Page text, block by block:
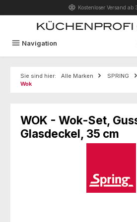
Zum Hauptinhalt springenKostenloser Versand ab
Navigation
Sie sind hier: Alle Marken SPRING
Wok
WOK - Wok-Set,
Glasdeckel, 35 cm